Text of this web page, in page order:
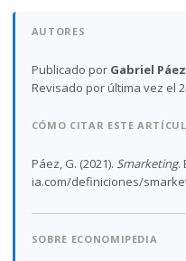
AUTORES
Publicado por Gabriel Páez
Revisado por última vez el
CÓMO CITAR ESTE
Páez, G. (2021). Smarketing.
ia.com/definiciones/
SOBRE ECONOMIPEDIA